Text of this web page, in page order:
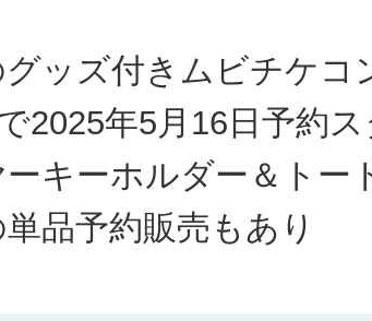
ッズ付きムビチケコ
2025年5月16日予約ス
キーホルダー＆トー
品予約販売もあり